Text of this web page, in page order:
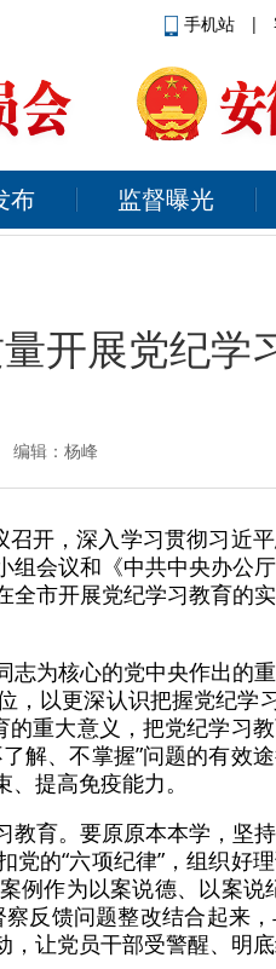
手机站 |
布 监督曝光
开展党纪学
辑：杨峰
开，深入学习贯彻习近
会议和《中共中央办公
市开展党纪学习教育的
为核心的党中央作出的
以更深认识把握党纪学
重大意义，把党纪学习
解、不掌握”问题的有效
提高免疫能力。
育。要原原本本学，坚
的“六项纪律”，组织好
例作为以案说德、以案说
反馈问题整改结合起来
让党员干部受警醒、明底